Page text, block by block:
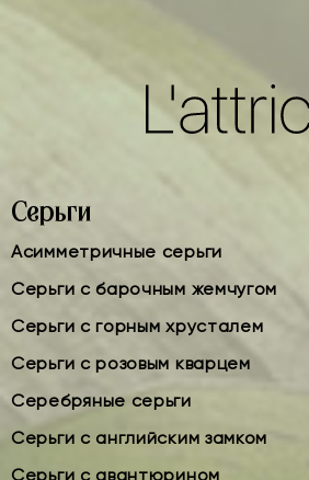
Серьги
Асимметричные серьги
Серьги с барочным жемчугом
Серьги с горным хрусталем
Серьги с розовым кварцем
Серебряные серьги
Серьги с английским замком
Серьги с авантюрином